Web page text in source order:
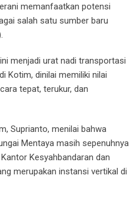
memanfaatkan potensi
salah satu sumber baru
menjadi urat nadi transportasi
Kotim, dinilai memiliki nilai
tepat, terukur, dan
Suprianto, menilai bahwa
Mentaya masih sepenuhnya
Kesyahbandaran dan
merupakan instansi vertikal di